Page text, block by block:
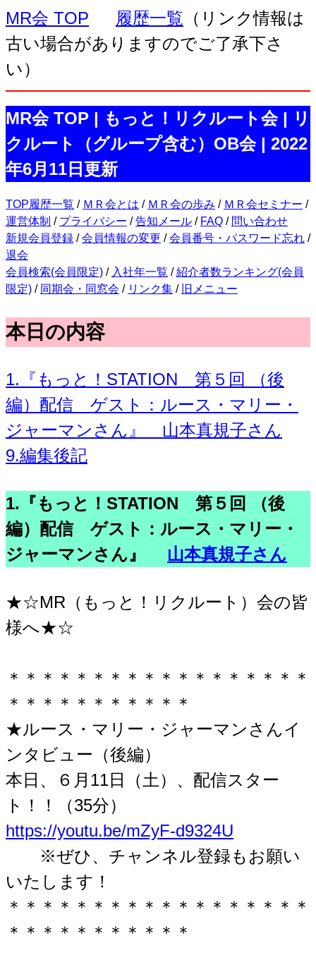
MR会 TOP 履歴一覧 （リンク情報は
古い場合がありますのでご了承下さ
い）
MR会 TOP | もっと！リクルート会 | リ
クルート（グループ含む）OB会 | 2022
年6月11日更新
TOP履歴一覧 / ＭＲ会とは / ＭＲ会の歩み / ＭＲ会セミナー /
運営体制 / プライバシー /告知メール / FAQ / 問い合わせ
新規会員登録 /会員情報の変更 /会員番号・パスワード忘れ /
退会
会員検索(会員限定) / 入社年一覧 /紹介者数ランキング(会員
限定) / 同期会・同窓会 / リンク集 / 旧メニュー
本日の内容
1.『もっと！STATION 第５回 （後
編）配信 ゲスト：ルース・マリー・
ジャーマンさん』 山本真規子さん
9.編集後記
1.『もっと！STATION 第５回 （後
編）配信 ゲスト：ルース・マリー・
ジャーマンさん』 山本真規子さん
★☆MR（もっと！リクルート）会の皆
様へ★☆
＊＊＊＊＊＊＊＊＊＊＊＊＊＊＊＊＊＊
＊＊＊＊＊＊＊＊＊＊＊
★ルース・マリー・ジャーマンさんイ
ンタビュー（後編）
本日、６月11日（土）、配信スター
ト！！（35分）
https://youtu.be/mZyF-d9324U
※ぜひ、チャンネル登録もお願い
いたします！
＊＊＊＊＊＊＊＊＊＊＊＊＊＊＊＊＊＊
＊＊＊＊＊＊＊＊＊＊＊